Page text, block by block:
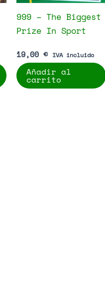
999 – The Biggest
Prize In Sport
19,00€ IVA incluido
Añadir al
carrito